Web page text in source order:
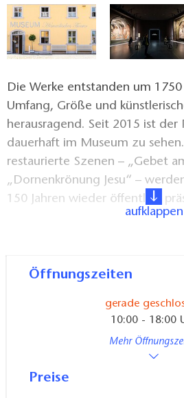
Die Werke entstanden um
Umfang, Größe und
herausragend. Seit 2015 ist der
dauerhaft im Museum zu
restaurierte Szenen – „Gebet
„Dornenkrönung Jesu“ –
150 Jahren wieder öffentlich
aufklappen
Öffnungszeiten
gerade
10:00 - 18:00
Mehr
Preise